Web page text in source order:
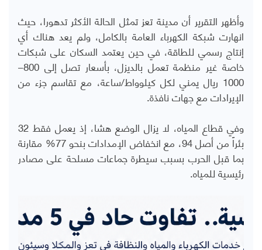
وأظهر التقرير أن مدينة تعز تمثل الحالة الأكثر تدهورا، حيث
انهارت شبكة الكهرباء العامة بالكامل، ولم يعد هناك أي
إنتاج رسمي للطاقة، في حين يعتمد السكان على شبكات
خاصة غير منظمة تعمل بالديزل، بأسعار تصل إلى 800–
1000 ريال يمني لكل كيلوواط/ساعة، مع تقاسم جزء من
الإيرادات مع جهات نافذة.
وفي قطاع المياه، لا يزال الوضع هشا، إذ يعمل فقط 32
بئراً من أصل 94، مع انخفاض الإمدادات بنحو 77% مقارنة
بما قبل الحرب بسبب سيطرة جماعات مسلحة على مصادر
رئيسية للمياه.